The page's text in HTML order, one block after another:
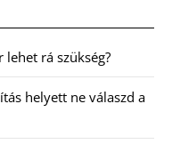
lehet rá szükség?
helyett ne válaszd a